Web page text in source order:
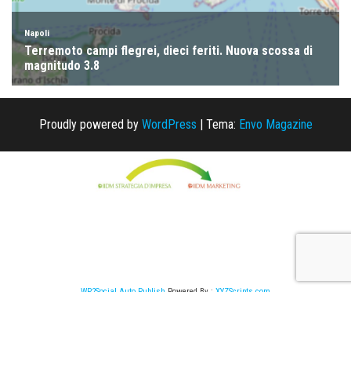
Proudly powered by WordPress Tema: Envo Magazine
WP2Social Auto Publish Powered By : XYZScripts.com